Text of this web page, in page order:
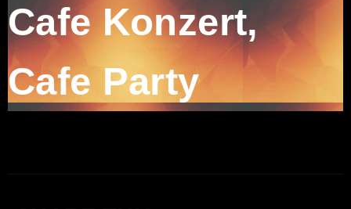
Cafe Konzert,
Cafe Party